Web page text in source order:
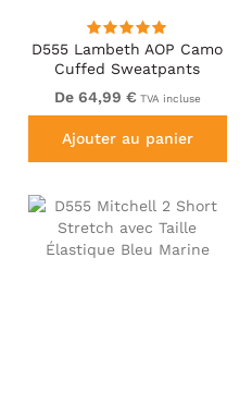
D555 Lambeth AOP Camo
Cuffed Sweatpants
De 64,99 € TVA incluse
Ajouter au panier